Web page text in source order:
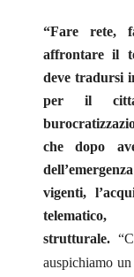
“Fare rete,
affrontare il
deve tradursi
per il
che dopo
vigenti,
strutturale.
auspichiamo